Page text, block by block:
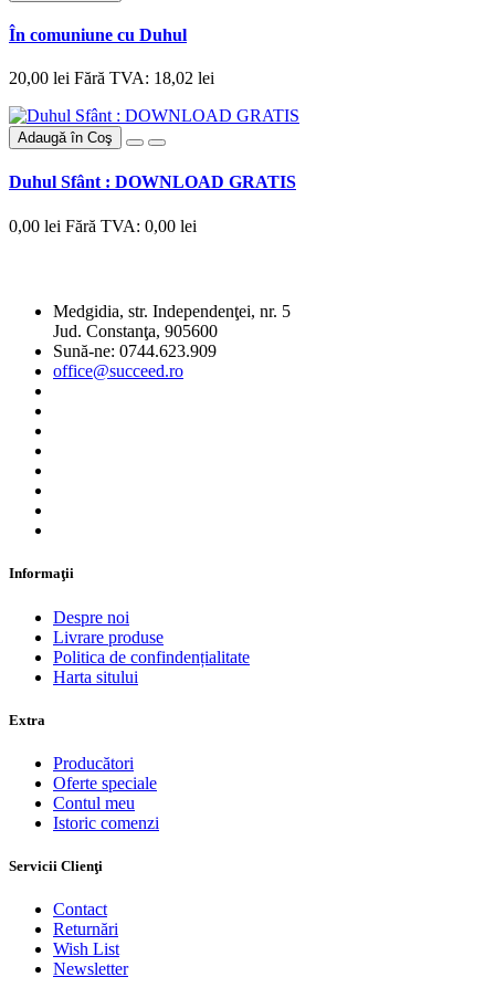
În comuniune cu Duhul
20,00 lei Fără TVA: 18,02 lei
Adaugă în Coş
Duhul Sfânt : DOWNLOAD GRATIS
0,00 lei Fără TVA: 0,00 lei
Medgidia, str. Independenţei, nr. 5
Jud. Constanţa, 905600
Sună-ne: 0744.623.909
office@succeed.ro
Informaţii
Despre noi
Livrare produse
Politica de confindențialitate
Harta sitului
Extra
Producători
Oferte speciale
Contul meu
Istoric comenzi
Servicii Clienţi
Contact
Returnări
Wish List
Newsletter